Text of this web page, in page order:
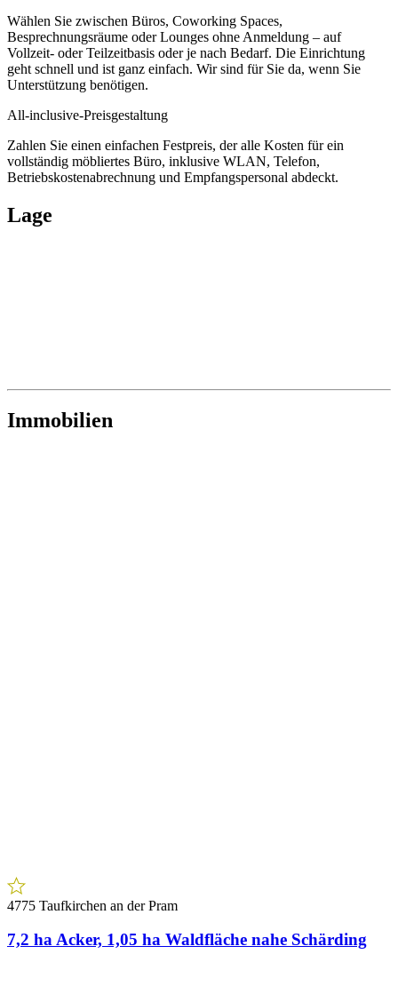
Wählen Sie zwischen Büros, Coworking Spaces,
Besprechnungsräume oder Lounges ohne Anmeldung – auf
Vollzeit- oder Teilzeitbasis oder je nach Bedarf. Die Einrichtung
geht schnell und ist ganz einfach. Wir sind für Sie da, wenn Sie
Unterstützung benötigen.
All-inclusive-Preisgestaltung
Zahlen Sie einen einfachen Festpreis, der alle Kosten für ein
vollständig möbliertes Büro, inklusive WLAN, Telefon,
Betriebskostenabrechnung und Empfangspersonal abdeckt.
Lage
Immobilien
4775 Taufkirchen an der Pram
7,2 ha Acker, 1,05 ha Waldfläche nahe Schärding